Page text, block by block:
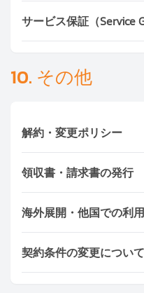
可能になります。
在籍しています。 必要
弊社スタッフが通訳サ
サービス保証（Service
ッフの再手配
10. その他
解約・変更ポリシー
24時間以内のキャン
スケジュール変更は
ら可能
領収書・請求書の発行
たは紙発行 を選択できま
海外展開・他国での利用
例：タイでメイドを雇
介護サービスを継続利用
契約条件の変更について